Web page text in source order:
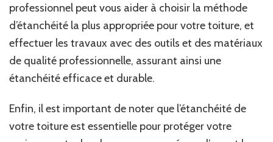
professionnel peut vous aider à choisir la méthode
d’étanchéité la plus appropriée pour votre toiture, et
effectuer les travaux avec des outils et des matériaux
de qualité professionnelle, assurant ainsi une
étanchéité efficace et durable.
Enfin, il est important de noter que l’étanchéité de
votre toiture est essentielle pour protéger votre